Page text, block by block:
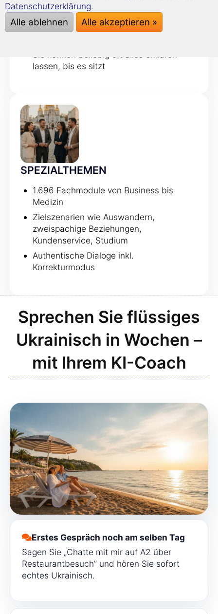
120 Grammatikthemen
Regeln werden direkt mit Beispielen
lassen, bis es sitzt
SPEZIALTHEMEN
1.696 Fachmodule von Business bis
Medizin
Zielszenarien wie Auswandern,
zweispachige Beziehungen,
Kundenservice, Studium
Authentische Dialoge inkl.
Korrekturmodus
Sprechen Sie flüssiges
Ukrainisch in Wochen –
mit Ihrem KI-Coach
Erstes Gespräch noch am selben Tag
Sagen Sie „Chatte mit mir auf A2 über
Restaurantbesuch” und hören Sie sofort
echtes Ukrainisch.
Datenschutzerklärung.
Alle ablehnen Alle akzeptieren »